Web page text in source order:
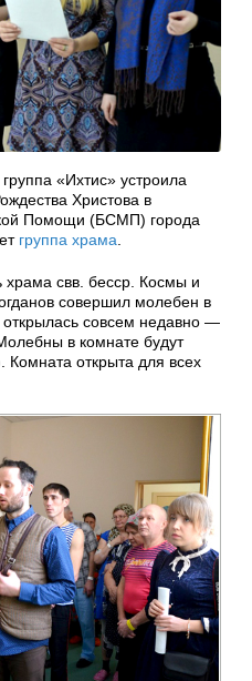
«Ихтис» устроила
Христова в
Помощи (БСМП) города
группа храма
храма свв. бесср. Космы и
совершил молебен в
совсем недавно —
в комнате будут
открыта для всех